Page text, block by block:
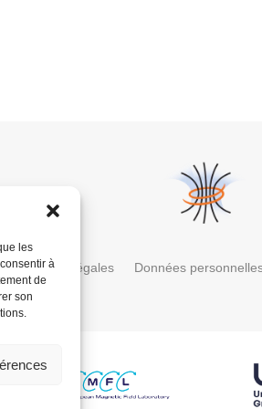
les
à
de
son
Mentions légales Données